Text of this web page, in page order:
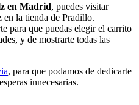
en Madrid, puedes visitar
en la tienda de Pradillo.
para que puedas elegir el carrito
y de mostrarte todas las
, para que podamos de dedicarte
innecesarias.